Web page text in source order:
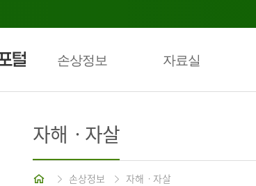
손상정보 자료실
자해ㆍ자살
홈 손상정보 자해ㆍ자살